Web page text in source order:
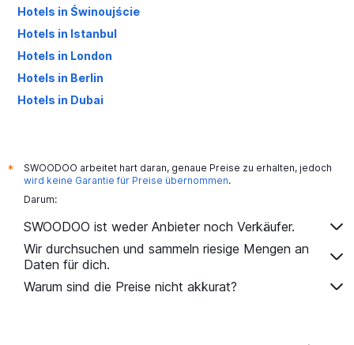
Hotels in Świnoujście
Hotels in Istanbul
Hotels in London
Hotels in Berlin
Hotels in Dubai
*
SWOODOO arbeitet hart daran, genaue Preise zu erhalten, jedoch
wird keine Garantie für Preise übernommen.
Darum:
SWOODOO ist weder Anbieter noch Verkäufer.
Wir durchsuchen und sammeln riesige Mengen an
Daten für dich.
Warum sind die Preise nicht akkurat?